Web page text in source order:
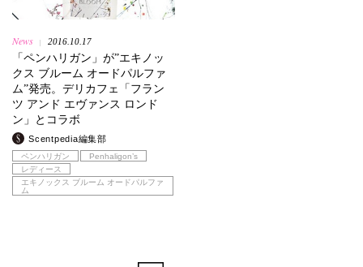
News 2016.10.17
「ペンハリガン」が”エキノッ
クス ブルーム オードパルファ
ム”発売。デリカフェ「フラン
ツ アンド エヴァンス ロンド
ン」とコラボ
Scentpedia編集部
ペンハリガン
Penhaligon’s
レディース
エキノックス ブルーム オードパルファ
ム